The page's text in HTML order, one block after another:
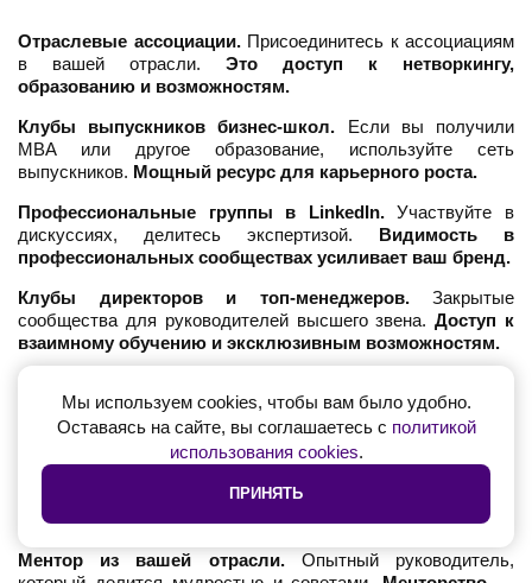
Отраслевые ассоциации.Присоединитесь к ассоциациям
в вашей отрасли. Это доступ к нетворкингу,
образованию и возможностям.
Клубы выпускников бизнес-школ. Если вы получили
MBA или другое образование, используйте сеть
выпускников. Мощный ресурс для карьерного роста.
Профессиональные группы в LinkedIn.Участвуйте в
дискуссиях, делитесь экспертизой. Видимость в
профессиональных сообществах усиливает ваш бренд.
Клубы директоров и топ-менеджеров.Закрытые
сообщества для руководителей высшего звена.Доступ к
взаимному обучению и эксклюзивным возможностям.
Коучинг и менторство
Профессиональный коуч поможет вам
развивать лидерские навыки, преодолевать ограничения,
Инвестиция в коучинг — инвестиция в
себя.
Ментор из вашей отрасли.Опытный руководитель,
Мы используем cookies, чтобы вам было удобно.
Оставаясь на сайте, вы соглашаетесь с политикой
использования cookies.
ПРИНЯТЬ